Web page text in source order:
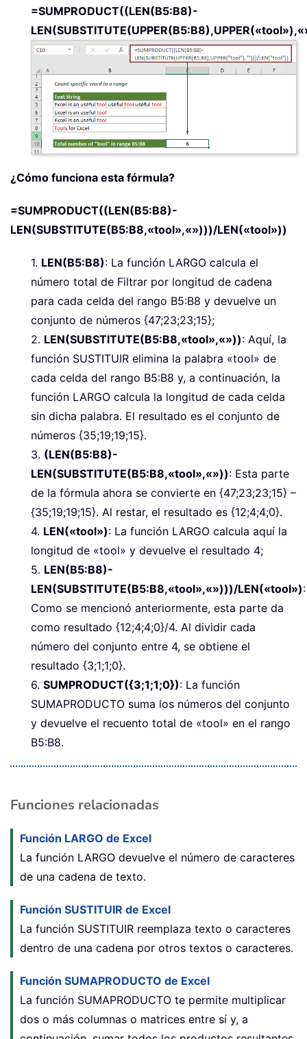
=SUMPRODUCT((LEN(B5:B8)-
¿Cómo funciona esta fórmula?
=SUMPRODUCT((LEN(B5:B8)-
LEN(SUBSTITUTE(B5:B8,«tool»,«»)))/LEN(«tool»))
1. LEN(B5:B8): La función LARGO calcula el
número total de Filtrar por longitud de cadena
para cada celda del rango B5:B8 y devuelve un
conjunto de números {47;23;23;15};
2. LEN(SUBSTITUTE(B5:B8,«tool»,«»)): Aquí, la
función SUSTITUIR elimina la palabra «tool» de
cada celda del rango B5:B8 y, a continuación, la
función LARGO calcula la longitud de cada celda
sin dicha palabra. El resultado es el conjunto de
números {35;19;19;15}.
3. (LEN(B5:B8)-
LEN(SUBSTITUTE(B5:B8,«tool»,«»)): Esta parte
de la fórmula ahora se convierte en {47;23;23;15} –
{35;19;19;15}. Al restar, el resultado es {12;4;4;0}.
4. LEN(«tool»): La función LARGO calcula aquí la
longitud de «tool» y devuelve el resultado 4;
5. LEN(B5:B8)-
LEN(SUBSTITUTE(B5:B8,«tool»,«»)))/LEN(«tool»):
Como se mencionó anteriormente, esta parte da
como resultado {12;4;4;0}/4. Al dividir cada
número del conjunto entre 4, se obtiene el
resultado {3;1;1;0}.
6. SUMPRODUCT({3;1;1;0}): La función
SUMAPRODUCTO suma los números del conjunto
y devuelve el recuento total de «tool» en el rango
B5:B8.
Funciones relacionadas
Función LARGO de Excel
La función LARGO devuelve el número de caracteres
de una cadena de texto.
Función SUSTITUIR de Excel
La función SUSTITUIR reemplaza texto o caracteres
dentro de una cadena por otros textos o caracteres.
Función SUMAPRODUCTO de Excel
La función SUMAPRODUCTO te permite multiplicar
dos o más columnas o matrices entre sí y, a